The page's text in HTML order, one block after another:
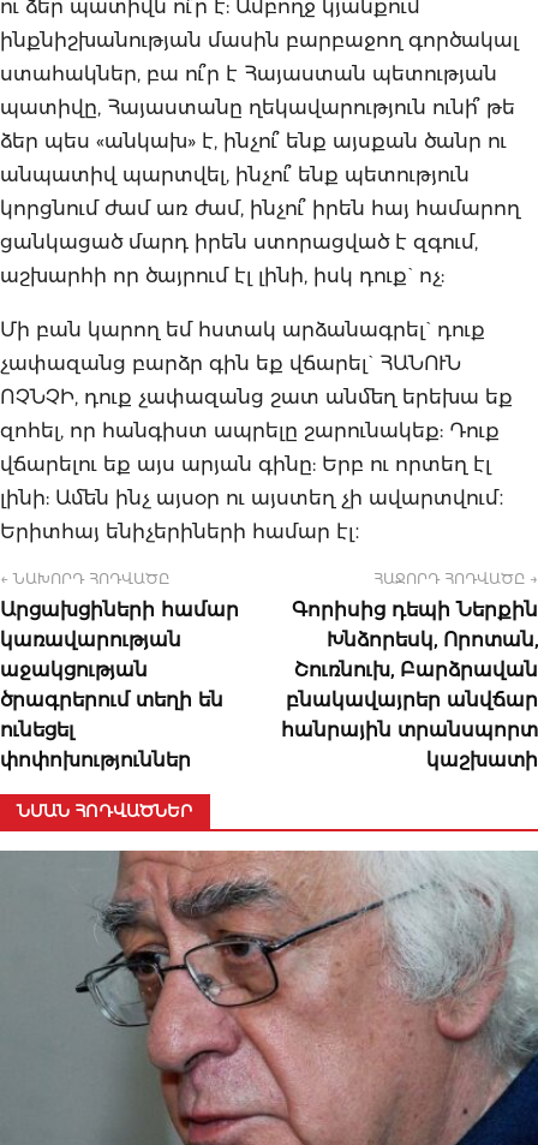
ու ձեր պատիվն ու՞ր է: Ամբողջ կյանքում
ինքնիշխանության մասին բարբաջող գործակալ
ստահակներ, բա ու՞ր է Հայաստան պետության
պատիվը, Հայաստանը ղեկավարություն ունի՞ թե
ձեր պես «անկախ» է, ինչու՞ ենք այսքան ծանր ու
անպատիվ պարտվել, ինչու՞ ենք պետություն
կորցնում ժամ առ ժամ, ինչու՞ իրեն հայ համարող
ցանկացած մարդ իրեն ստորացված է զգում,
աշխարհի որ ծայրում էլ լինի, իսկ դուք` ոչ:
Մի բան կարող եմ հստակ արձանագրել` դուք
չափազանց բարձր գին եք վճարել` ՀԱՆՈՒՆ
ՈՉՆՉԻ, դուք չափազանց շատ անմեղ երեխա եք
զոհել, որ հանգիստ ապրելը շարունակեք: Դուք
վճարելու եք այս արյան գինը: Երբ ու որտեղ էլ
լինի: Ամեն ինչ այսօր ու այստեղ չի ավարտվում։
Երիտհայ ենիչերիների համար էլ։
← ՆԱԽՈՐԴ ՀՈԴՎԱԾԸ
Արցախցիների համար
կառավարության
աջակցության
ծրագրերում տեղի են
ունեցել
փոփոխություններ
ՀԱՋՈՐԴ ՀՈԴՎԱԾԸ →
Գորիսից դեպի Ներքին
Խնձորեսկ, Որոտան,
Շուռնուխ, Բարձրավան
բնակավայրեր անվճար
հանրային տրանսպորտ
կաշխատի
ՆՄԱՆ ՀՈԴՎԱԾՆԵՐ